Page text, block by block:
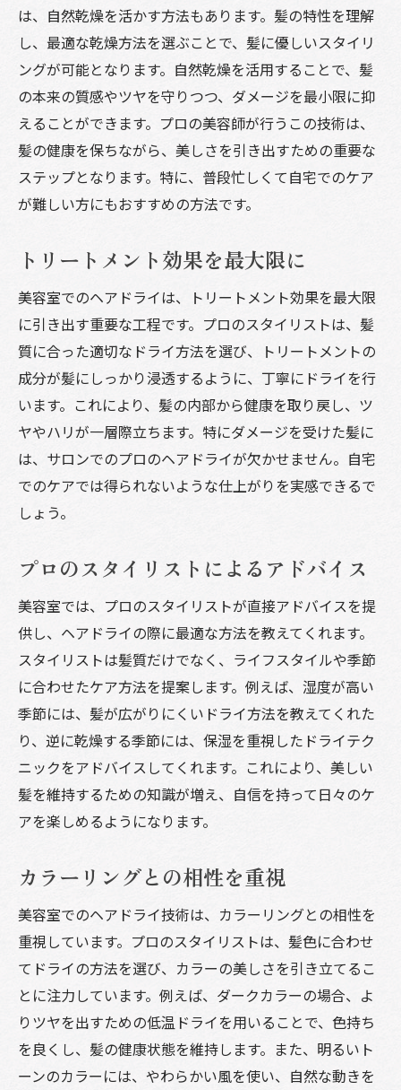
は、自然乾燥を活かす方法もあります。髪の特性を理解
し、最適な乾燥方法を選ぶことで、髪に優しいスタイリ
ングが可能となります。自然乾燥を活用することで、髪
の本来の質感やツヤを守りつつ、ダメージを最小限に抑
えることができます。プロの美容師が行うこの技術は、
髪の健康を保ちながら、美しさを引き出すための重要な
ステップとなります。特に、普段忙しくて自宅でのケア
が難しい方にもおすすめの方法です。
トリートメント効果を最大限に
美容室でのヘアドライは、トリートメント効果を最大限
に引き出す重要な工程です。プロのスタイリストは、髪
質に合った適切なドライ方法を選び、トリートメントの
成分が髪にしっかり浸透するように、丁寧にドライを行
います。これにより、髪の内部から健康を取り戻し、ツ
ヤやハリが一層際立ちます。特にダメージを受けた髪に
は、サロンでのプロのヘアドライが欠かせません。自宅
でのケアでは得られないような仕上がりを実感できるで
しょう。
プロのスタイリストによるアドバイス
美容室では、プロのスタイリストが直接アドバイスを提
供し、ヘアドライの際に最適な方法を教えてくれます。
スタイリストは髪質だけでなく、ライフスタイルや季節
に合わせたケア方法を提案します。例えば、湿度が高い
季節には、髪が広がりにくいドライ方法を教えてくれた
り、逆に乾燥する季節には、保湿を重視したドライテク
ニックをアドバイスしてくれます。これにより、美しい
髪を維持するための知識が増え、自信を持って日々のケ
アを楽しめるようになります。
カラーリングとの相性を重視
美容室でのヘアドライ技術は、カラーリングとの相性を
重視しています。プロのスタイリストは、髪色に合わせ
てドライの方法を選び、カラーの美しさを引き立てるこ
とに注力しています。例えば、ダークカラーの場合、よ
りツヤを出すための低温ドライを用いることで、色持ち
を良くし、髪の健康状態を維持します。また、明るいト
ーンのカラーには、やわらかい風を使い、自然な動きを